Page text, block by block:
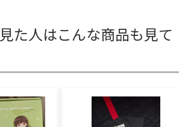
た人はこんな商品も見て